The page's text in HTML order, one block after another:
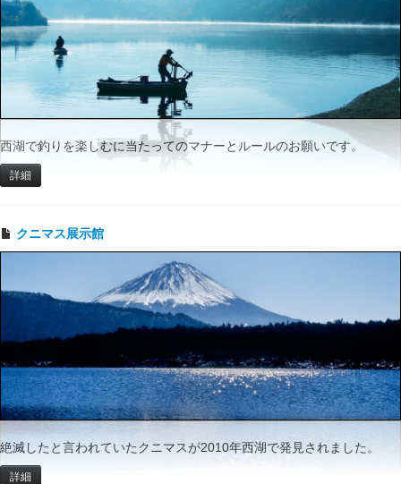
西湖で釣りを楽しむに当たってのマナーとルールのお願いです。
詳細
クニマス展示館
絶滅したと言われていたクニマスが2010年西湖で発見されました。
詳細